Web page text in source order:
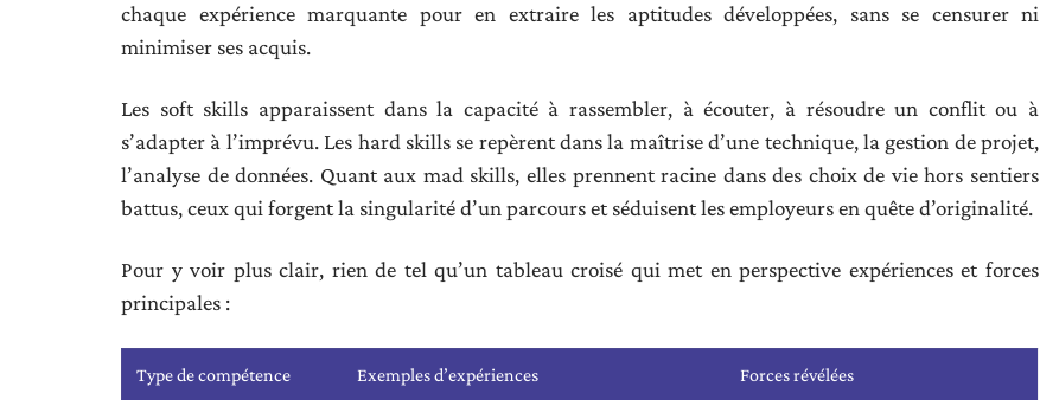
chaque expérience marquante pour en extraire les aptitudes développées, sans se censurer ni
minimiser ses acquis.
Les soft skills apparaissent dans la capacité à rassembler, à écouter, à résoudre un conflit ou à
s’adapter à l’imprévu. Les hard skills se repèrent dans la maîtrise d’une technique, la gestion de projet,
l’analyse de données. Quant aux mad skills, elles prennent racine dans des choix de vie hors sentiers
battus, ceux qui forgent la singularité d’un parcours et séduisent les employeurs en quête d’originalité.
Pour y voir plus clair, rien de tel qu’un tableau croisé qui met en perspective expériences et forces
principales :
Type de compétence Exemples d’expériences Forces révélées